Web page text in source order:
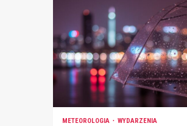
METEOROLOGIA WYDARZENIA